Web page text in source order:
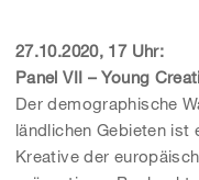
27.10.2020, 17 Uhr:
Panel VII – Young
Der demographische
ländlichen Gebieten ist
Kreative der